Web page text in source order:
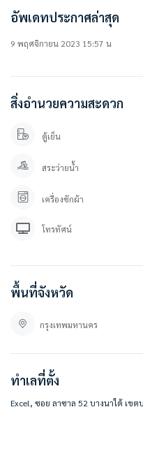
• ระบบรักษาความปลอดภัยตลอด 24 ช
• ที่จอดรถ
————————–
คุณปลา 0 6 1- 0 1 9 6 3 7 6
Line OA. : @besthome (ใส่ @ ข้างหน้
besthomecondocenter.com/
บริการรับฝากขาย/เช่า บ้าน คอนโด
ที่ตั้ง :
https://goo.gl/maps/
#BESTHOMECONDO
อัพเดทประกาศล่าสุด
9 พฤศจิกายน 2023 15:57 น
สิ่งอำนวยความสะดวก
ตู้เย็น
สระว่ายน้ำ
เครื่องซักผ้า
โทรทัศน์
พื้นที่จังหวัด
กรุงเทพมหานคร
ทำเลที่ตั้ง
Excel, ซอย ลาซาล 52 บางนาใต้ เข